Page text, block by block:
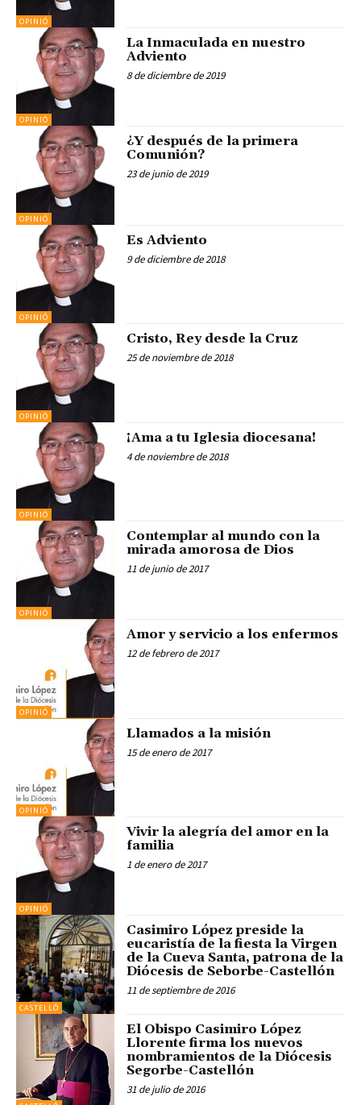
OPINIÓ
OPINIÓ
La Inmaculada en nuestro
Adviento
8 de diciembre de 2019
OPINIÓ
¿Y después de la primera
Comunión?
23 de junio de 2019
OPINIÓ
Es Adviento
9 de diciembre de 2018
OPINIÓ
Cristo, Rey desde la Cruz
25 de noviembre de 2018
OPINIÓ
¡Ama a tu Iglesia diocesana!
4 de noviembre de 2018
OPINIÓ
Contemplar al mundo con la
mirada amorosa de Dios
11 de junio de 2017
OPINIÓ
Amor y servicio a los enfermos
12 de febrero de 2017
OPINIÓ
Llamados a la misión
15 de enero de 2017
OPINIÓ
Vivir la alegría del amor en la
familia
1 de enero de 2017
CASTELLÓ
Casimiro López preside la
eucaristía de la fiesta la Virgen
de la Cueva Santa, patrona de la
Diócesis de Seborbe-Castellón
11 de septiembre de 2016
El Obispo Casimiro López
Llorente firma los nuevos
nombramientos de la Diócesis
Segorbe-Castellón
31 de julio de 2016